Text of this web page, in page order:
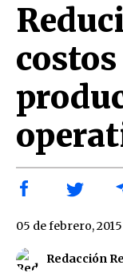
costos
Redacción
05 de febrero, 2015